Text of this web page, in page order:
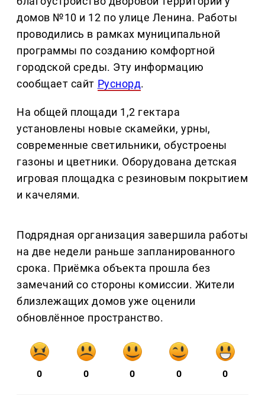
домов №10 и 12 по улице Ленина. Работы
проводились в рамках муниципальной
программы по созданию комфортной
городской среды. Эту информацию
сообщает сайт Руснорд.
На общей площади 1,2 гектара
установлены новые скамейки, урны,
современные светильники, обустроены
газоны и цветники. Оборудована детская
игровая площадка с резиновым покрытием
и качелями.
Подрядная организация завершила работы
на две недели раньше запланированного
срока. Приёмка объекта прошла без
замечаний со стороны комиссии. Жители
близлежащих домов уже оценили
обновлённое пространство.
0 0 0 0 0